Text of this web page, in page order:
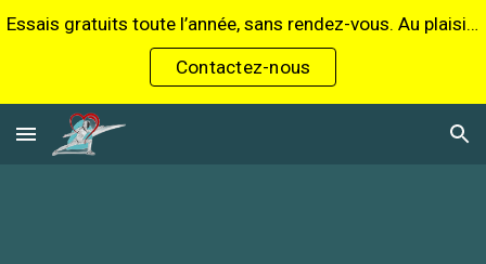
Skip to main content Skip to navigation
Essais gratuits toute l’année, sans rendez-vous. Au plaisir de vous accueillir !
Contactez-nous